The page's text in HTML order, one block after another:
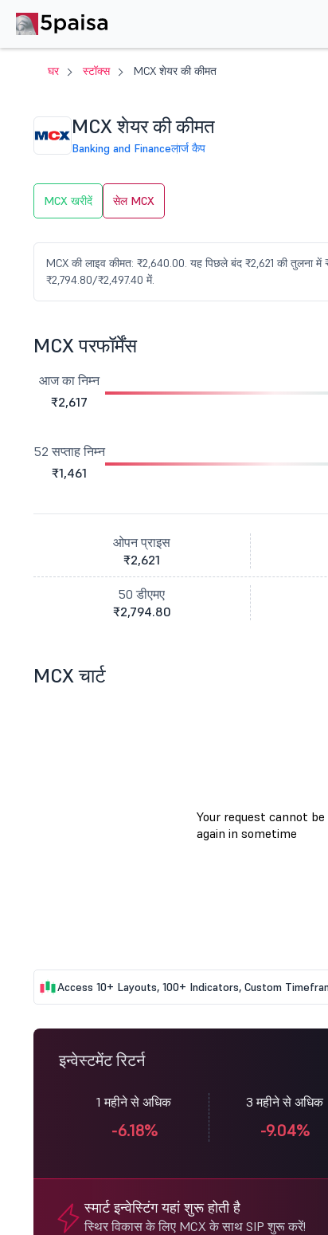
घर स्टॉक्स MCX शेयर की कीमत
MCX शेयर की कीमत
Banking and Financeलार्ज कैप
MCX खरीदें सेल MCX
MCX की लाइव कीमत: ₹2,640.00. यह पिछले बंद ₹2,621 की तुलना
₹2,794.80/₹2,497.40 में.
MCX परफॉर्मेंस
आज का निम्न
₹2,617
52 सप्ताह निम्न
₹1,461
ओपन प्राइस
₹2,621
50 डीएमए
₹2,794.80
MCX चार्ट
Access 10+ Layouts, 100+ Indicators, Custom
इन्वेस्टमेंट रिटर्न
1 महीने से अधिक
-6.18%
3 महीने से अधिक
-9.04%
स्मार्ट इन्वेस्टिंग यहां शुरू होती है
स्थिर विकास के लिए MCX के साथ SIP शुरू करें!